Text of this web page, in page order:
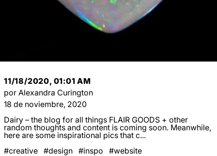
11/18/2020, 01:01 AM
por Alexandra Curington
18 de noviembre, 2020
Dairy – the blog for all things FLAIR GOODS + other
random thoughts and content is coming soon. Meanwhile,
here are some inspirational pics that c...
#creative #design #inspo
#website